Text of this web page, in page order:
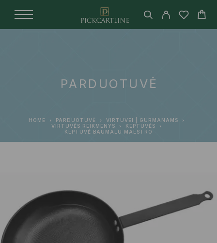
PARDUOTUVĖ
HOME PARDUOTUVĖ
VIRTUVEI | GURMANAMS
VIRTUVĖS REIKMENYS
KEPTUVĖS
KEPTUVĖ BAUMALU MAESTRO